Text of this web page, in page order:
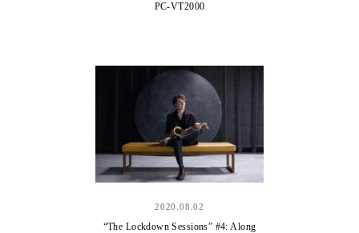
PC-VT2000
2020.08.02
“The Lockdown Sessions” #4: Along